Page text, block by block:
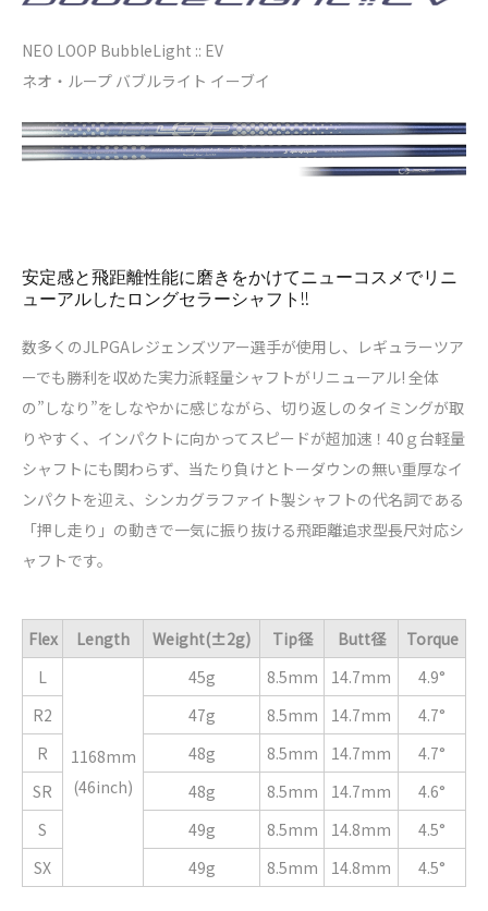
NEO LOOP BubbleLight :: EV
ネオ・ループ バブルライト イーブイ
安定感と飛距離性能に磨きをかけてニューコスメでリニ
ューアルしたロングセラーシャフト!!
数多くのJLPGAレジェンズツアー選手が使用し、レギュラーツア
ーでも勝利を収めた実力派軽量シャフトがリニューアル! 全体
の”しなり”をしなやかに感じながら、切り返しのタイミングが取
りやすく、インパクトに向かってスピードが超加速！40ｇ台軽量
シャフトにも関わらず、当たり負けとトーダウンの無い重厚なイ
ンパクトを迎え、シンカグラファイト製シャフトの代名詞である
「押し走り」の動きで一気に振り抜ける飛距離追求型長尺対応シ
ャフトです。
Flex Length Weight(±2g) Tip径 Butt径
Torque
L
1168mm
(46inch)
45g 8.5mm 14.7mm
4.9°
R2
47g 8.5mm 14.7mm
4.7°
R
48g 8.5mm 14.7mm
4.7°
SR
48g 8.5mm 14.7mm
4.6°
S
49g 8.5mm 14.8mm
4.5°
SX
49g 8.5mm 14.8mm 4.5°